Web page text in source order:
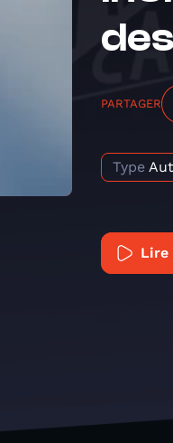
PARTAGER
Type
Lire